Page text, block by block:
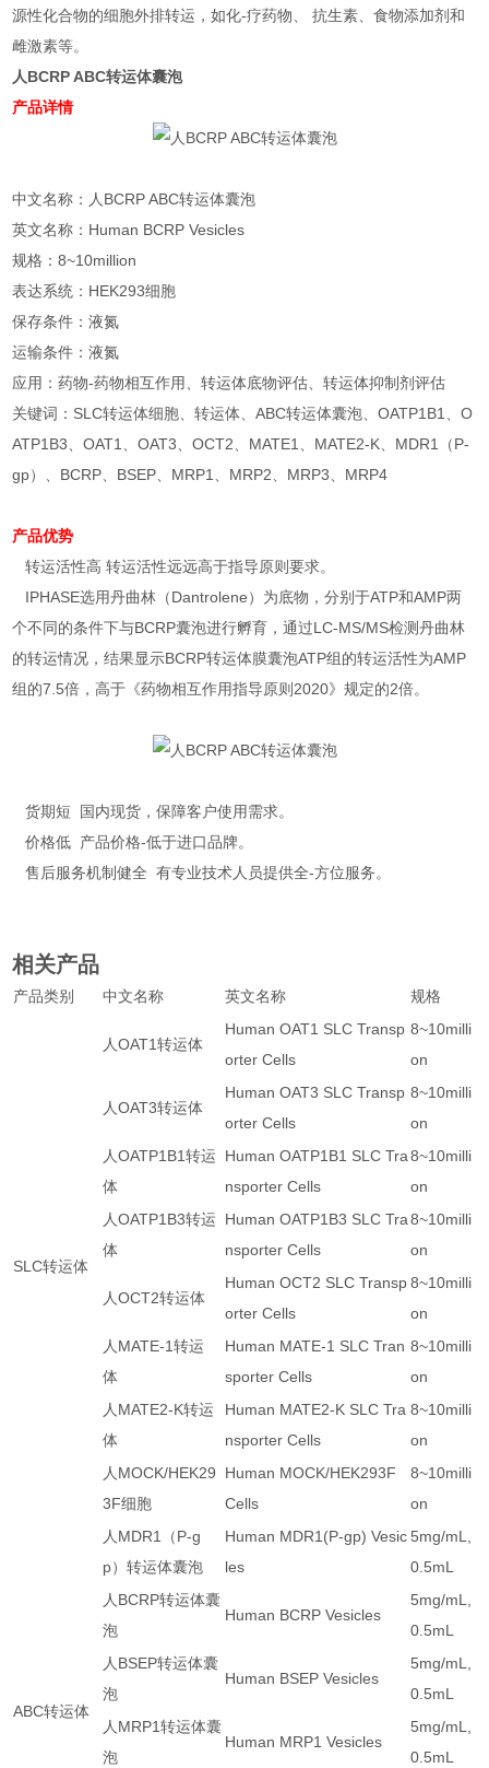
源性化合物的细胞外排转运，如化-疗药物、 抗生素、食物添加剂和
雌激素等。
人BCRP ABC转运体囊泡
产品详情
中文名称：人BCRP ABC转运体囊泡
英文名称：Human BCRP Vesicles
规格：8~10million
表达系统：HEK293细胞
保存条件：液氮
运输条件：液氮
应用：药物-药物相互作用、转运体底物评估、转运体抑制剂评估
关键词：SLC转运体细胞、转运体、ABC转运体囊泡、OATP1B1、O
ATP1B3、OAT1、OAT3、OCT2、MATE1、MATE2-K、MDR1（P-
gp）、BCRP、BSEP、MRP1、MRP2、MRP3、MRP4
产品优势
转运活性高 转运活性远远高于指导原则要求。
IPHASE选用丹曲林（Dantrolene）为底物，分别于ATP和AMP两
个不同的条件下与BCRP囊泡进行孵育，通过LC-MS/MS检测丹曲林
的转运情况，结果显示BCRP转运体膜囊泡ATP组的转运活性为AMP
组的7.5倍，高于《药物相互作用指导原则2020》规定的2倍。
货期短 国内现货，保障客户使用需求。
价格低 产品价格-低于进口品牌。
售后服务机制健全 有专业技术人员提供全-方位服务。
相关产品
产品类别 中文名称 英文名称 规格
SLC转运体
人OAT1转运体
Human OAT1 SLC Transp
orter Cells
8~10milli
on
人OAT3转运体
Human OAT3 SLC Transp
orter Cells
8~10milli
on
人OATP1B1转运
体
Human OATP1B1 SLC Tra
nsporter Cells
8~10milli
on
人OATP1B3转运
体
Human OATP1B3 SLC Tra
nsporter Cells
8~10milli
on
人OCT2转运体
Human OCT2 SLC Transp
orter Cells
8~10milli
on
人 MATE-1转运
体
Human MATE-1 SLC Tran
sporter Cells
8~10milli
on
人 MATE2-K转运
体
Human MATE2-K SLC Tra
nsporter Cells
8~10milli
on
人 MOCK/HEK29
3F细胞
Human MOCK/HEK293F
Cells
8~10milli
on
ABC转运体
人 MDR1 （P-g
p）转运体囊泡
Human MDR1(P-gp) Vesic
les
5mg/mL,
0.5mL
人 BCRP转运体囊
泡
Human BCRP Vesicles
5mg/mL,
0.5mL
人 BSEP转运体囊
泡
Human BSEP Vesicles
5mg/mL,
0.5mL
人 MRP1转运体囊
泡
Human MRP1 Vesicles
5mg/mL,
0.5mL